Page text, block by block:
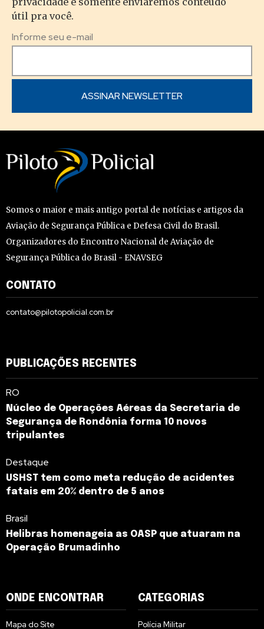
útil pra você.
Informe seu e-mail
Somos o maior e mais antigo portal de notícias e artigos da
Aviação de Segurança Pública e Defesa Civil do Brasil.
Organizadores do Encontro Nacional de Aviação de
Segurança Pública do Brasil - ENAVSEG
CONTATO
contato@pilotopolicial.com.br
PUBLICAÇÕES RECENTES
RO
Núcleo de Operações Aéreas da Secretaria de
Segurança de Rondônia forma 10 novos
tripulantes
Destaque
USHST tem como meta redução de acidentes
fatais em 20% dentro de 5 anos
Brasil
Helibras homenageia as OASP que atuaram na
Operação Brumadinho
ONDE ENCONTRAR
Mapa do Site
CATEGORIAS
Polícia Militar